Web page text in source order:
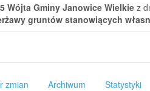
Wójta Gminy Janowice Wielkiez
gruntów stanowiących
zmian Archiwum Statystyki